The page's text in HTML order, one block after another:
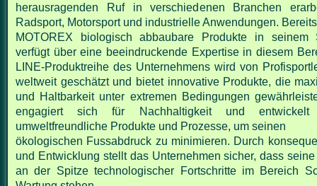
herausragenden Ruf in verschiedenen Branchen
Radsport, Motorsport und industrielle Anwendungen.
MOTOREX biologischabbaubare Produkte in seinem
verfügt über eine beeindruckende Expertise in diesem
LINE-Produktreihe des Unternehmens wird von
weltweit geschätzt und bietet innovative Produkte, die
und Haltbarkeit unter extremen Bedingungen
engagiert sich für Nachhaltigkeit und entwickelt
umweltfreundliche Produkte und Prozesse, um seinen
ökologischen Fussabdruck zu minimieren. Durch
und Entwicklung stellt das Unternehmensicher, dass
an der Spitze technologischer Fortschritte im Bereich